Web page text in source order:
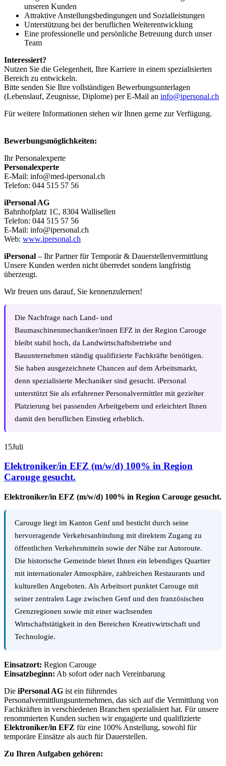
unseren Kunden
Attraktive Anstellungsbedingungen und Sozialleistungen
Unterstützung bei der beruflichen Weiterentwicklung
Eine professionelle und persönliche Betreuung durch unser
Team
Interessiert?
Nutzen Sie die Gelegenheit, Ihre Karriere in einem spezialisierten
Bereich zu entwickeln.
Bitte senden Sie Ihre vollständigen Bewerbungsunterlagen
(Lebenslauf, Zeugnisse, Diplome) per E-Mail an info@ipersonal.ch
Für weitere Informationen stehen wir Ihnen gerne zur Verfügung.
Bewerbungsmöglichkeiten:
Ihr Personalexperte
Personalexperte
E-Mail: info@med-ipersonal.ch
Telefon: 044 515 57 56
iPersonal AG
Bahnhofplatz 1C, 8304 Wallisellen
Telefon: 044 515 57 56
E-Mail: info@ipersonal.ch
Web: www.ipersonal.ch
iPersonal – Ihr Partner für Temporär & Dauerstellenvermittlung
Unsere Kunden werden nicht überredet sondern langfristig
überzeugt.
Wir freuen uns darauf, Sie kennenzulernen!
Die Nachfrage nach Land- und
Baumaschinenmechaniker/innen EFZ in der Region Carouge
bleibt stabil hoch, da Landwirtschaftsbetriebe und
Bauunternehmen ständig qualifizierte Fachkräfte benötigen.
Sie haben ausgezeichnete Chancen auf dem Arbeitsmarkt,
denn spezialisierte Mechaniker sind gesucht. iPersonal
unterstützt Sie als erfahrener Personalvermittler mit gezielter
Platzierung bei passenden Arbeitgebern und erleichtert Ihnen
damit den beruflichen Einstieg erheblich.
15Juli
Elektroniker/in EFZ (m/w/d) 100% in Region
Carouge gesucht.
Elektroniker/in EFZ (m/w/d) 100% in Region Carouge gesucht.
Carouge liegt im Kanton Genf und besticht durch seine
hervorragende Verkehrsanbindung mit direktem Zugang zu
öffentlichen Verkehrsmitteln sowie der Nähe zur Autoroute.
Die historische Gemeinde bietet Ihnen ein lebendiges Quartier
mit internationaler Atmosphäre, zahlreichen Restaurants und
kulturellen Angeboten. Als Arbeitsort punktet Carouge mit
seiner zentralen Lage zwischen Genf und den französischen
Grenzregionen sowie mit einer wachsenden
Wirtschaftstätigkeit in den Bereichen Kreativwirtschaft und
Technologie.
Einsatzort: Region Carouge
Einsatzbeginn: Ab sofort oder nach Vereinbarung
Die iPersonal AG ist ein führendes
Personalvermittlungsunternehmen, das sich auf die Vermittlung von
Fachkräften in verschiedenen Branchen spezialisiert hat. Für unsere
renommierten Kunden suchen wir engagierte und qualifizierte
Elektroniker/in EFZ für eine 100% Anstellung, sowohl für
temporäre Einsätze als auch für Dauerstellen.
Zu Ihren Aufgaben gehören: